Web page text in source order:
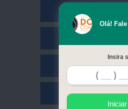
Contato
Mapa do
Olá!
Insira